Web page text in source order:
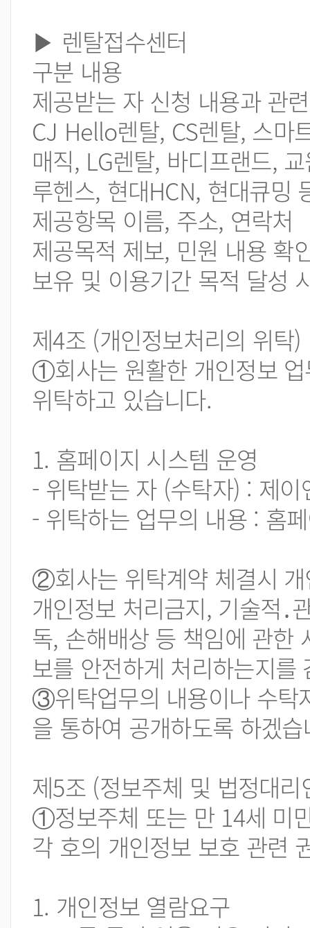
▶ 렌탈접수센터
구분 내용
제공받는 자 신청 내용과 관
CJ Hello렌탈, CS렌탈, 스마
매직, LG렌탈, 바디프랜드,
루헨스, 현대HCN, 현대큐밍
제공항목 이름, 주소, 연락처
제공목적 제보, 민원 내용 확
보유 및 이용기간 목적 달성
제4조 (개인정보처리의 위탁)
①회사는 원활한 개인정보
위탁하고 있습니다.
1. 홈페이지 시스템 운영
- 위탁받는 자 (수탁자) : 제이
- 위탁하는 업무의 내용 : 홈
②회사는 위탁계약 체결시
개인정보 처리금지, 기술적․
독, 손해배상 등 책임에 관한
보를 안전하게 처리하는지를
③위탁업무의 내용이나 수탁
을 통하여 공개하도록 하겠
제5조 (정보주체 및 법정대
①정보주체 또는 만 14세 미
각 호의 개인정보 보호 관련
1. 개인정보 열람요구